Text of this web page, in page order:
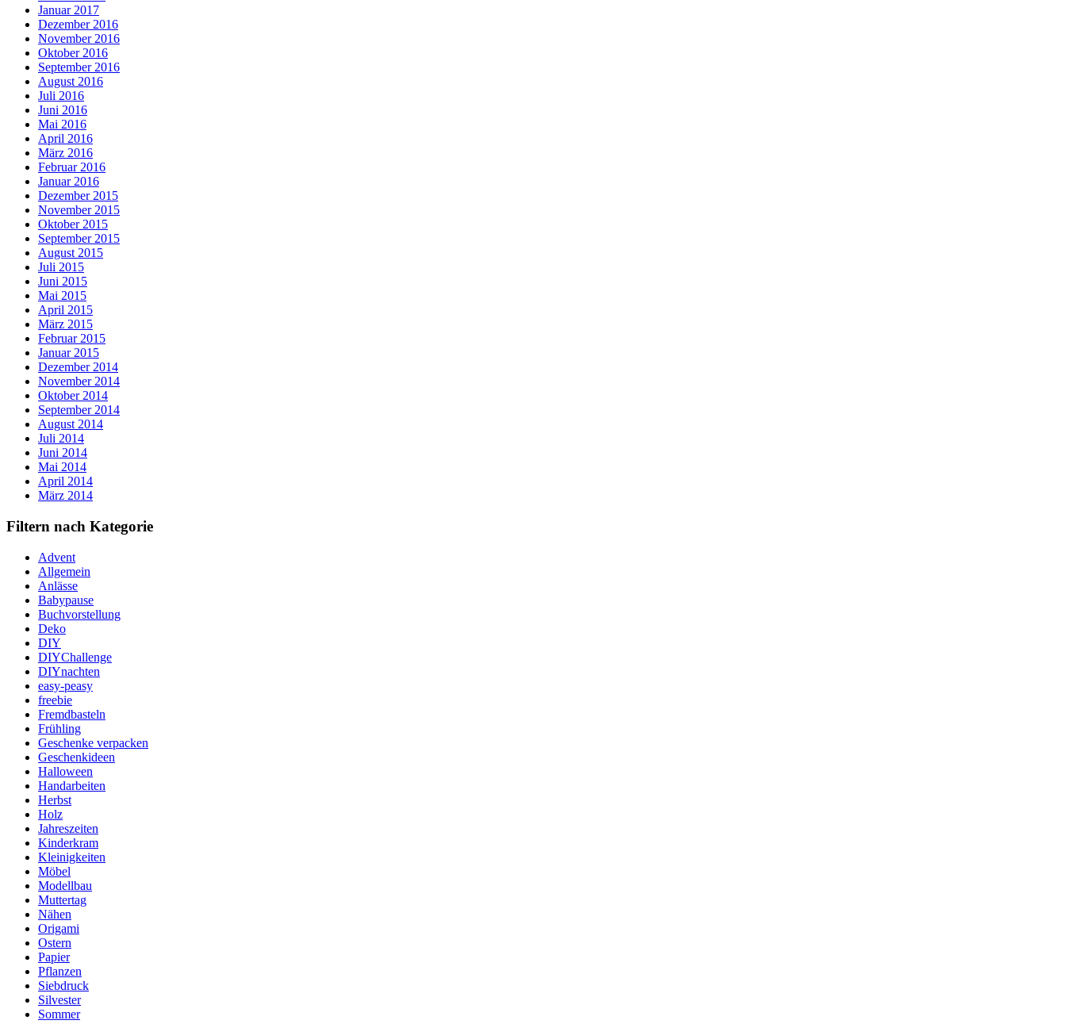
Januar 2017
Dezember 2016
November 2016
Oktober 2016
September 2016
August 2016
Juli 2016
Juni 2016
Mai 2016
April 2016
März 2016
Februar 2016
Januar 2016
Dezember 2015
November 2015
Oktober 2015
September 2015
August 2015
Juli 2015
Juni 2015
Mai 2015
April 2015
März 2015
Februar 2015
Januar 2015
Dezember 2014
November 2014
Oktober 2014
September 2014
August 2014
Juli 2014
Juni 2014
Mai 2014
April 2014
März 2014
Filtern nach Kategorie
Advent
Allgemein
Anlässe
Babypause
Buchvorstellung
Deko
DIY
DIYChallenge
DIYnachten
easy-peasy
freebie
Fremdbasteln
Frühling
Geschenke verpacken
Geschenkideen
Halloween
Handarbeiten
Herbst
Holz
Jahreszeiten
Kinderkram
Kleinigkeiten
Möbel
Modellbau
Muttertag
Nähen
Origami
Ostern
Papier
Pflanzen
Siebdruck
Silvester
Sommer